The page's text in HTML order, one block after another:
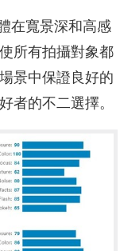
在寬景深和高感
所有拍攝對象都
景中保證良好的
者的不二選擇。